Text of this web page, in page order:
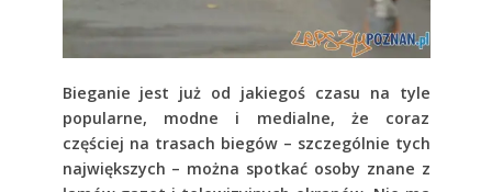
Bieganie jest już od jakiegoś czasu na tyle
popularne, modne i medialne, że coraz
częściej na trasach biegów – szczególnie tych
największych – można spotkać osoby znane z